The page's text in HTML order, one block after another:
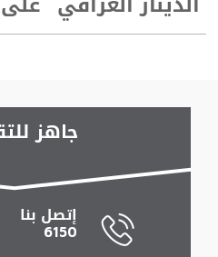
جاهز
إتصل بنا
6150